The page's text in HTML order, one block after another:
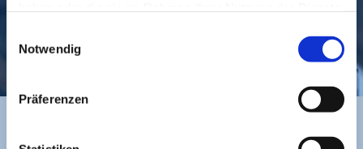
Notwendig
Präferenzen